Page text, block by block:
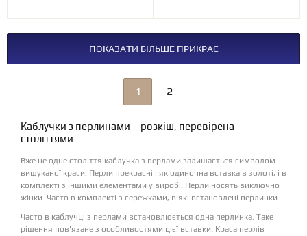
ПОКАЗАТИ БІЛЬШЕ ПРИКРАС
1 2
Каблучки з перлинами – розкіш, перевірена
століттями
Вже не одне століття каблучка з перлами залишається символом
вишуканої краси. Перли прекрасні і як одиночна вставка в золоті, і в
комплекті з іншими елементами у виробі. Перли носять виключно
жінки. Часто в комплекті з сережками, в які встановлені перлинки.
Часто в каблучці з перлами встановлюється одна перлинка. Таке
рішення пов'язане з особливостями цієї вставки. Краса перлів